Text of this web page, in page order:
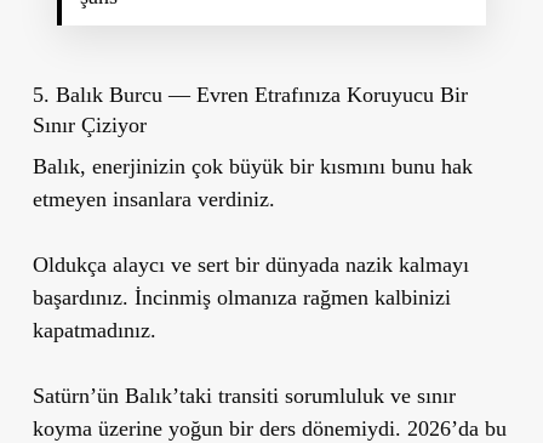
5. Balık Burcu — Evren Etrafınıza Koruyucu Bir
Sınır Çiziyor
Balık, enerjinizin çok büyük bir kısmını bunu hak
etmeyen insanlara verdiniz.
Oldukça alaycı ve sert bir dünyada nazik kalmayı
başardınız. İncinmiş olmanıza rağmen kalbinizi
kapatmadınız.
Satürn’ün Balık’taki transiti sorumluluk ve sınır
koyma üzerine yoğun bir ders dönemiydi. 2026’da bu